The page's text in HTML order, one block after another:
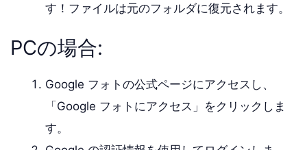
す！ファイルは元のフォルダに復元されます。
PCの場合:
Google フォトの公式ページにアクセスし、
「Google フォトにアクセス」をクリックしま
す。